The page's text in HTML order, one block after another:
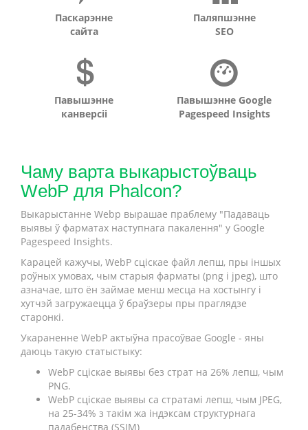
Паскарэнне
сайта
Паляпшэнне
SEO
Павышэнне
канверсіі
Павышэнне Google
Pagespeed Insights
Чаму варта выкарыстоўваць
WebP для Phalcon?
Выкарыстанне Webp вырашае праблему "Падаваць
выявы ў фарматах наступнага пакалення" у Google
Pagespeed Insights.
Карацей кажучы, WebP сціскае файл лепш, пры іншых
роўных умовах, чым старыя фарматы (png і jpeg), што
азначае, што ён займае менш месца на хостынгу і
хутчэй загружаецца ў браўзеры пры праглядзе
старонкі.
Укараненне WebP актыўна прасоўвае Google - яны
даюць такую статыстыку:
WebP сціскае выявы без страт на 26% лепш, чым
PNG.
WebP сціскае выявы са стратамі лепш, чым JPEG,
на 25-34% з такім жа індэксам структурнага
падабенства (SSIM)